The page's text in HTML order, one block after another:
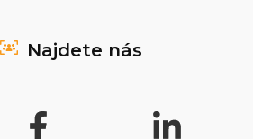
Najdete nás